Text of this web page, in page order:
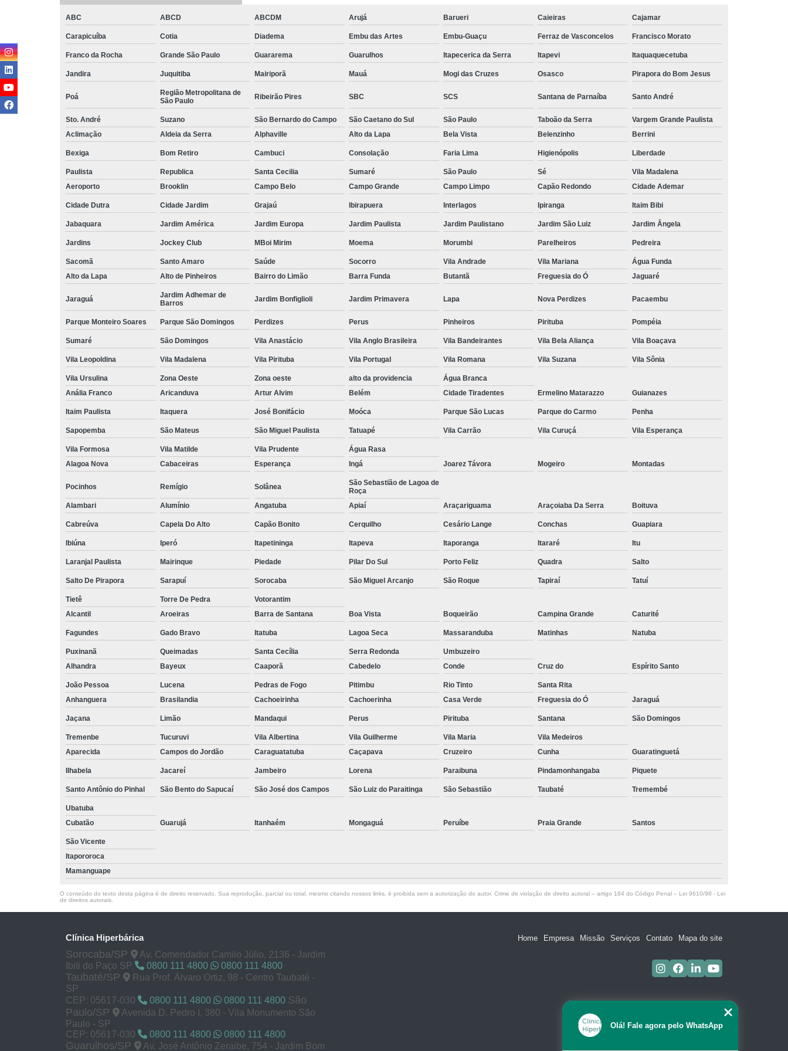
Tratamento Hiperbárico em Campina Grande
Tratamento Hiperbárico em João Pessoa
Tratamento Hiperbárico em São Paulo
Tratamento Hiperbárico em Sorocaba
Tratamento Hiperbárico em Taubaté
Tratamento Hiperbárico Necrose na Pele
Tratamento Hiperbárico para Cicatrização de Ferida Operatória
Tratamento Hiperbárico para Lesão Vascular
Hiperbárica Tratamento de Feridas
Tratamento Câmara Hiperbárica
Tratamento em Câmara Hiperbárica
Tratamento Feridas Câmara Hiperbárica
Tratamento Hiperbárica
Tratamento Hiperbárica em Campina Grande
Tratamento Hiperbárica em João Pessoa
Tratamento Hiperbárica em São Paulo
Tratamento Hiperbárica em Sorocaba
Tratamento Hiperbárica em Taubaté
Tratamento Oxigenação Hiperbárica
Tratamento de Oxigenoterapia em João Pessoa
Tratamento de Oxigenoterapia em São Paulo
Tratamento de Oxigenoterapia em Sorocaba
Tratamento de Oxigenoterapia em Taubaté
Tratamento de Oxigenoterapia Hiperbárica
Tratamento Oxigenoterapia Hiperbárica
Tratamento Via Oxigenoterapia
ABC ABCD ABCDM Arujá Barueri Caieiras Cajamar
Carapicuíba Cotia Diadema Embu das Artes Embu-Guaçu Ferraz de Vasconcelos Francisco Morato
Franco da Rocha Grande São Paulo Guararema Guarulhos Itapecerica da Serra Itapevi Itaquaquecetuba
Jandira Juquitiba Mairiporã Mauá Mogi das Cruzes Osasco Pirapora do Bom Jesus
Poá
Região Metropolitana de
São Paulo
Ribeirão Pires SBC SCS Santana de Parnaíba Santo André
Sto. André Suzano São Bernardo do Campo São Caetano do Sul São Paulo Taboão da Serra
Vargem Grande Paulista
Aclimação
Aldeia da Serra Alphaville Alto da Lapa Bela Vista Belenzinho Berrini
Bexiga Bom Retiro Cambuci Consolação Faria Lima Higienópolis Liberdade
Paulista Republica Santa Cecilia Sumaré São Paulo Sé
Vila Madalena
Aeroporto
Brooklin Campo Belo Campo Grande Campo Limpo Capão Redondo Cidade Ademar
Cidade Dutra Cidade Jardim Grajaú Ibirapuera Interlagos Ipiranga Itaim Bibi
Jabaquara Jardim América Jardim Europa Jardim Paulista Jardim Paulistano Jardim São Luiz Jardim Ângela
Jardins Jockey Club MBoi Mirim Moema Morumbi Parelheiros Pedreira
Sacomã Santo Amaro Saúde Socorro Vila Andrade Vila Mariana
Água Funda
Alto da Lapa
Alto de Pinheiros Bairro do Limão Barra Funda Butantã Freguesia do Ó Jaguaré
Jaraguá
Jardim Adhemar de
Barros
Jardim Bonfiglioli Jardim Primavera Lapa Nova Perdizes Pacaembu
Parque Monteiro Soares Parque São Domingos Perdizes Perus Pinheiros Pirituba Pompéia
Sumaré São Domingos Vila Anastácio Vila Anglo Brasileira Vila Bandeirantes Vila Bela Aliança Vila Boaçava
Vila Leopoldina Vila Madalena Vila Pirituba Vila Portugal Vila Romana Vila Suzana Vila Sônia
Vila Ursulina Zona Oeste Zona oeste alto da providencia
Água Branca
Anália Franco
Aricanduva Artur Alvim Belém Cidade Tiradentes Ermelino Matarazzo Guianazes
Itaim Paulista Itaquera José Bonifácio Moóca Parque São Lucas Parque do Carmo Penha
Sapopemba São Mateus São Miguel Paulista Tatuapé Vila Carrão Vila Curuçá Vila Esperança
Vila Formosa Vila Matilde Vila Prudente
Água Rasa
Alagoa Nova
Cabaceiras Esperança Ingá Joarez Távora Mogeiro Montadas
Pocinhos Remígio Solânea
São Sebastião de Lagoa de
Roça
Alambari
Alumínio Angatuba Apiaí Araçariguama Araçoiaba Da Serra Boituva
Cabreúva Capela Do Alto Capão Bonito Cerquilho Cesário Lange Conchas Guapiara
Ibiúna Iperó Itapetininga Itapeva Itaporanga Itararé Itu
Laranjal Paulista Mairinque Piedade Pilar Do Sul Porto Feliz Quadra Salto
Salto De Pirapora Sarapuí Sorocaba São Miguel Arcanjo São Roque Tapiraí Tatuí
Tietê Torre De Pedra
Votorantim
Alcantil
Aroeiras Barra de Santana Boa Vista Boqueirão Campina Grande Caturité
Fagundes Gado Bravo Itatuba Lagoa Seca Massaranduba Matinhas Natuba
Puxinanã Queimadas Santa Cecília Serra Redonda
Umbuzeiro
Alhandra
Bayeux Caaporã Cabedelo Conde Cruz do Espírito Santo
João Pessoa Lucena Pedras de Fogo Pitimbu Rio Tinto
Santa Rita
Anhanguera
Brasilandia Cachoeirinha Cachoerinha Casa Verde Freguesia do Ó Jaraguá
Jaçana Limão Mandaqui Perus Pirituba Santana São Domingos
Tremenbe Tucuruvi Vila Albertina Vila Guilherme Vila Maria
Vila Medeiros
Aparecida
Campos do Jordão Caraguatatuba Caçapava Cruzeiro Cunha Guaratinguetá
Ilhabela Jacareí Jambeiro Lorena Paraibuna Pindamonhangaba Piquete
Santo Antônio do Pinhal São Bento do Sapucaí São José dos Campos São Luiz do Paraitinga São Sebastião Taubaté Tremembé
Ubatuba
Cubatão
Guarujá Itanhaém Mongaguá Peruíbe Praia Grande Santos
São Vicente
Itapororoca
Mamanguape
O conteúdo do texto desta página é de direito reservado. Sua reprodução, parcial ou total, mesmo citando nossos links, é proibida sem a autorização do autor. Crime de violação de direito autoral – artigo 184 do Código Penal – Lei 9610/98 - Lei
de direitos autorais
Clínica Hiperbárica
Sorocaba/SP
Av. Comendador Camilo Júlio, 2136 - Jardim
Ibiti do Paço SP
0800 111 4800 0800 111 4800
Taubaté/SP
Rua Prof. Álvaro Ortiz, 98 - Centro Taubaté -
SP
CEP: 05617-030
0800 111 4800 0800 111 4800 São
Paulo/SP
Avenida D. Pedro I, 380 - Vila Monumento São
Paulo - SP
CEP: 05617-030
0800 111 4800 0800 111 4800
Guarulhos/SP Av. José Antônio Zeraibe, 754 - Jardim Bom
Home Empresa Missão Serviços Contato Mapa do site
Olá! Fale agora pelo WhatsApp